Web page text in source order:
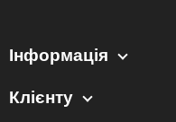
Інформація
Клієнту